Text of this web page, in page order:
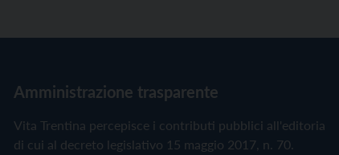
Amministrazione trasparente
Vita Trentina percepisce i contributi pubblici all'editoria
di cui al decreto legislativo 15 maggio 2017, n. 70.